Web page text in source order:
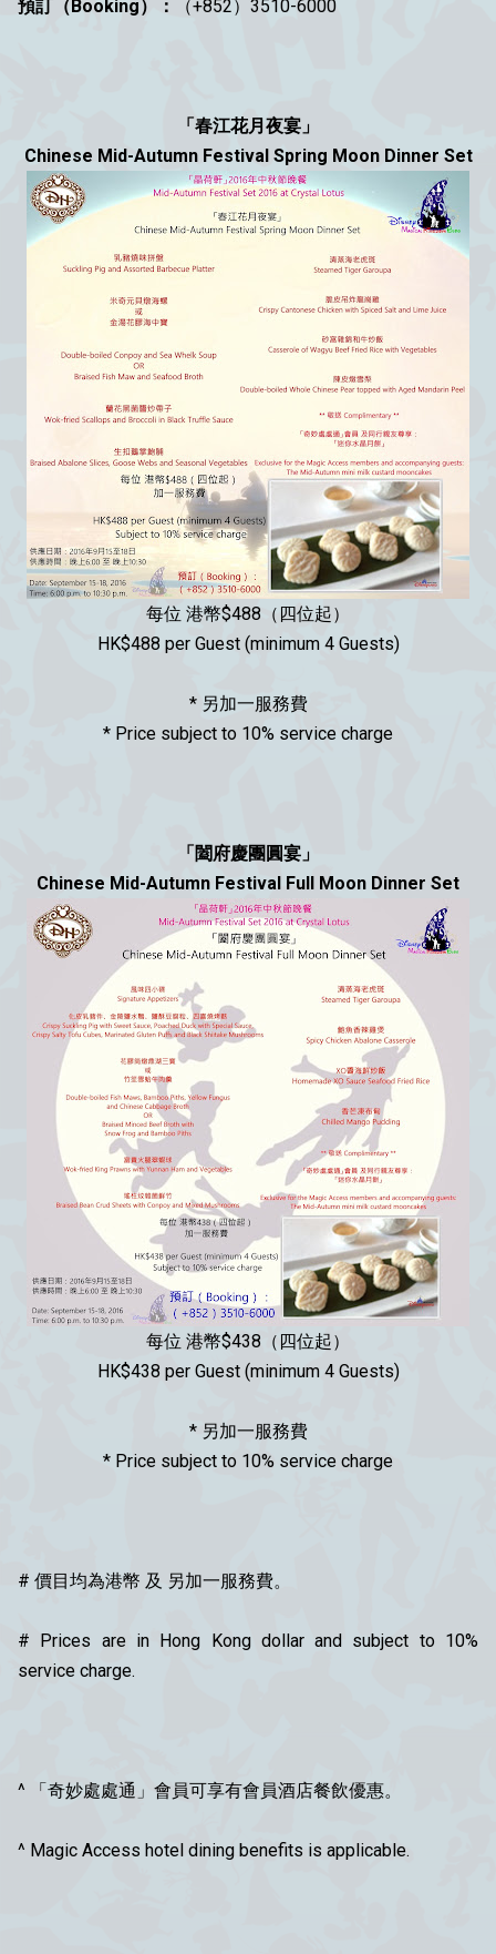
預訂（Booking）： （+852）3510-6000
「春江花月夜宴」
Chinese Mid-Autumn Festival Spring Moon Dinner Set
每位 港幣$488（四位起）
HK$488 per Guest (minimum 4 Guests)
* 另加一服務費
* Price subject to 10% service charge
「闔府慶團圓宴」
Chinese Mid-Autumn Festival Full Moon Dinner Set
每位 港幣$438（四位起）
HK$438 per Guest (minimum 4 Guests)
* 另加一服務費
* Price subject to 10% service charge
# 價目均為港幣 及 另加一服務費。
# Prices are in Hong Kong dollar and subject to 10%
service charge.
^ 「奇妙處處通」會員可享有會員酒店餐飲優惠。
^ Magic Access hotel dining benefits is applicable.